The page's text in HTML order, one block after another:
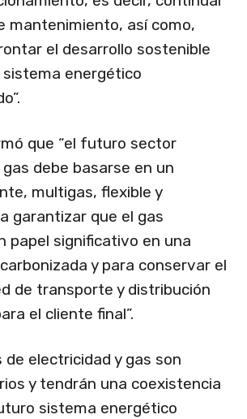
mantenimiento, así como,
el desarrollo sostenible
energético
que “el futuro sector
debe basarse en un
multigas, flexible y
garantizar que el gas
papel significativo en una
y para conservar el
de transporte y distribución
el cliente final”.
de electricidad y gas son
y tendrán una coexistencia
sistema energético